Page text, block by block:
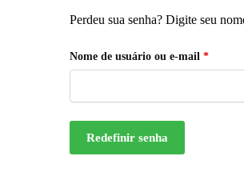
Perdeu sua senha? Digite seu
Nome de usuário ou e-mail *
Redefinir senha